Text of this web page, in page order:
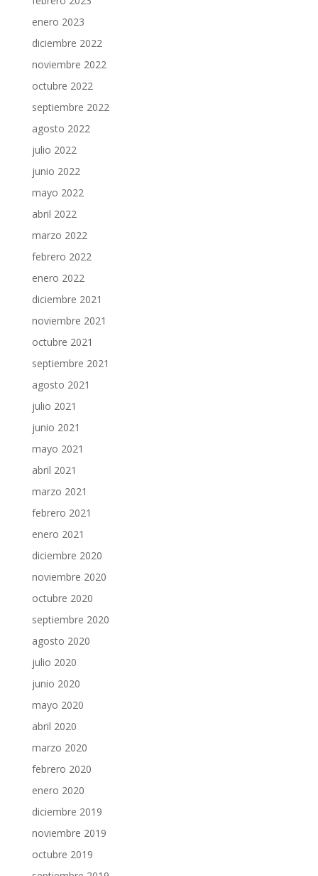
enero 2023
diciembre 2022
noviembre 2022
octubre 2022
septiembre 2022
agosto 2022
julio 2022
junio 2022
mayo 2022
abril 2022
marzo 2022
febrero 2022
enero 2022
diciembre 2021
noviembre 2021
octubre 2021
septiembre 2021
agosto 2021
julio 2021
junio 2021
mayo 2021
abril 2021
marzo 2021
febrero 2021
enero 2021
diciembre 2020
noviembre 2020
octubre 2020
septiembre 2020
agosto 2020
julio 2020
junio 2020
mayo 2020
abril 2020
marzo 2020
febrero 2020
enero 2020
diciembre 2019
noviembre 2019
octubre 2019